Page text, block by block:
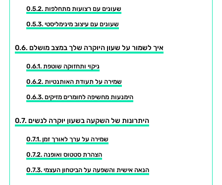
שעונים עם רצועות מתחלפות
שעונים עם עיצוב מינימליסטי
איך לשמור על שעון היוקרה שלך במצב מושלם
ניקוי ותחזוקה שוטפת
שמירה על תעודת האותנטיות
הימנעות מחשיפה לחומרים מזיקים
היתרונות של השקעה בשעון יוקרה לנשים
שמירה על ערך לאורך זמן
הצהרת סטטוס ואופנה
הנאה אישית והשפעה על הביטחון העצמי